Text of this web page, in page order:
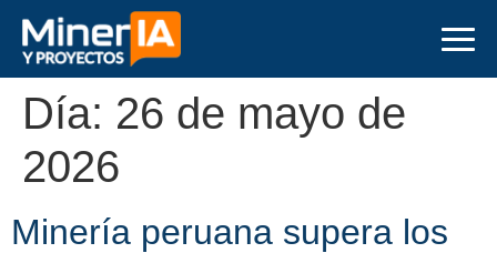
Día: 26 de mayo de
2026
Minería peruana supera los